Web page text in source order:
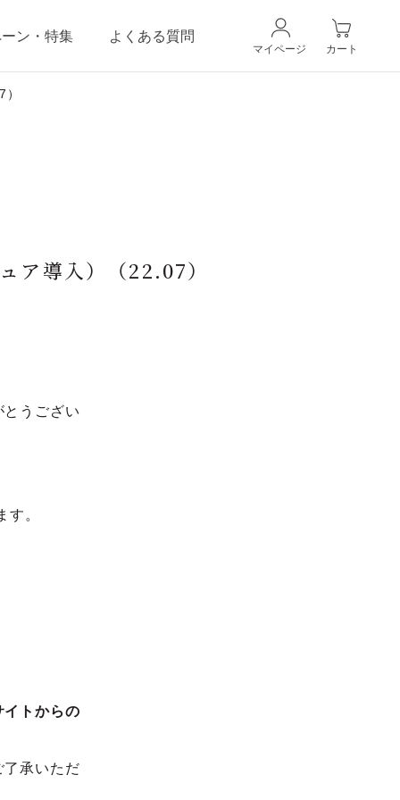
ン・特集 よくある質問
マイページ カート
ア導入）（22.07）
うござい
す。
イトからの
了承いただ